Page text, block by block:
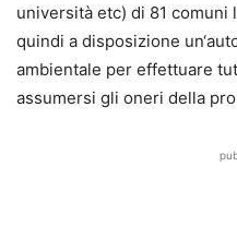
università etc) di 81 comuni
quindi a disposizione
ambientale per effettuare
assumersi gli oneri della